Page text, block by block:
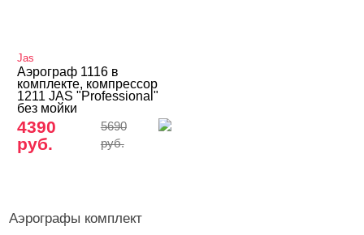
Jas
Аэрограф 1116 в
комплекте, компрессор
1211 JAS "Professional"
без мойки
4390
руб.
5690
руб.
Аэрографы комплект